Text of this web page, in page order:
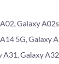
Galaxy
5G, Galaxy
A31, Galaxy